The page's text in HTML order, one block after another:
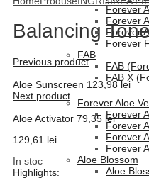
Forever
Forever
Forever
Forever
FAB
FAB
FAB X
Forever Aloe
Forever
Forever
Forever
Forever
Aloe Blossom
Aloe
Balancing
Previous product
Aloe Sunscreen 123,98lei
Next product
Aloe Activator 79,35 lei
129,61 lei
In stoc
Highlights: